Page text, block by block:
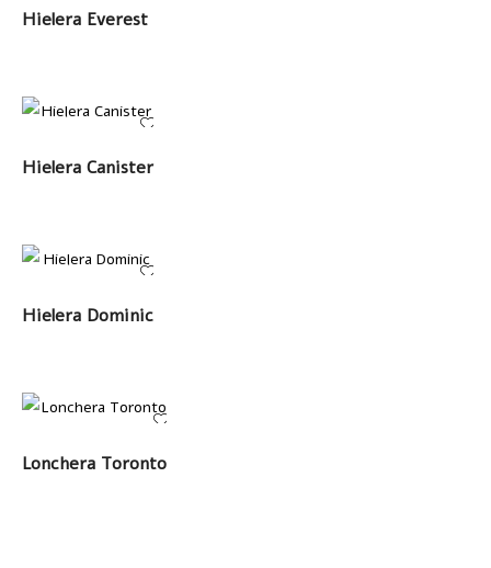
LEER MÁS
Hielera Everest
LEER MÁS
Hielera Canister
LEER MÁS
Hielera Dominic
LEER MÁS
Lonchera Toronto